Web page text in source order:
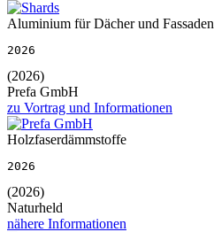
Aluminium für Dächer und Fassaden
2026
(2026)
Prefa GmbH
zu Vortrag und Informationen
Holzfaserdämmstoffe
2026
(2026)
Naturheld
nähere Informationen